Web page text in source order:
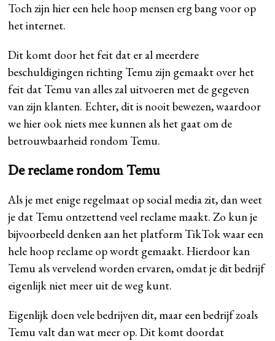
Toch zijn hier een hele hoop mensen erg bang voor op
het internet.
Dit komt door het feit dat er al meerdere
beschuldigingen richting Temu zijn gemaakt over het
feit dat Temu van alles zal uitvoeren met de gegeven
van zijn klanten. Echter, dit is nooit bewezen, waardoor
we hier ook niets mee kunnen als het gaat om de
betrouwbaarheid rondom Temu.
De reclame rondom Temu
Als je met enige regelmaat op social media zit, dan weet
je dat Temu ontzettend veel reclame maakt. Zo kun je
bijvoorbeeld denken aan het platform TikTok waar een
hele hoop reclame op wordt gemaakt. Hierdoor kan
Temu als vervelend worden ervaren, omdat je dit bedrijf
eigenlijk niet meer uit de weg kunt.
Eigenlijk doen vele bedrijven dit, maar een bedrijf zoals
Temu valt dan wat meer op. Dit komt doordat